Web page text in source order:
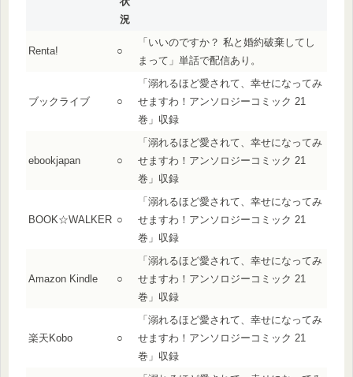
況
Renta! ○
「いいのですか？ 私と婚約破棄してし
まって」単話で配信あり。
ブックライブ ○
「溺れるほど愛されて、幸せになってみ
せますわ！アンソロジーコミック 21
巻」収録
ebookjapan ○
「溺れるほど愛されて、幸せになってみ
せますわ！アンソロジーコミック 21
巻」収録
BOOK☆WALKER ○
「溺れるほど愛されて、幸せになってみ
せますわ！アンソロジーコミック 21
巻」収録
Amazon Kindle ○
「溺れるほど愛されて、幸せになってみ
せますわ！アンソロジーコミック 21
巻」収録
楽天Kobo ○
「溺れるほど愛されて、幸せになってみ
せますわ！アンソロジーコミック 21
巻」収録